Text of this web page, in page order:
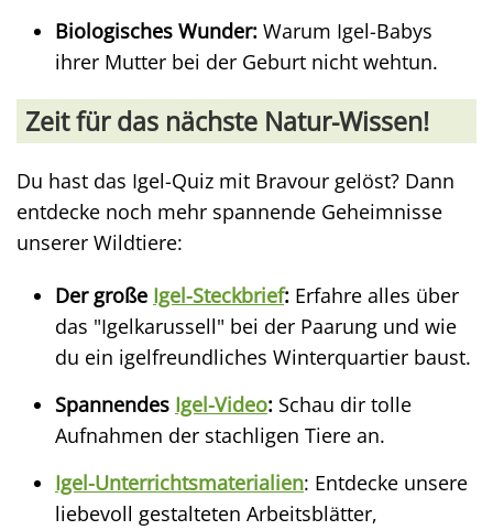
Biologisches Wunder: Warum Igel-Babys
ihrer Mutter bei der Geburt nicht wehtun.
Zeit für das nächste Natur-Wissen!
Du hast das Igel-Quiz mit Bravour gelöst? Dann
entdecke noch mehr spannende Geheimnisse
unserer Wildtiere:
Der große Igel-Steckbrief: Erfahre alles über
das "Igelkarussell" bei der Paarung und wie
du ein igelfreundliches Winterquartier baust.
Spannendes Igel-Video: Schau dir tolle
Aufnahmen der stachligen Tiere an.
Igel-Unterrichtsmaterialien: Entdecke unsere
liebevoll gestalteten Arbeitsblätter,